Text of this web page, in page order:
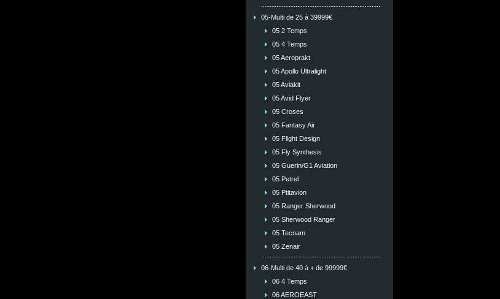
05-Multi de 25 à 39999€
05 2 Temps
05 4 Temps
05 Aeroprakt
05 Apollo Ultralight
05 Aviakit
05 Avid Flyer
05 Croses
05 Fantasy Air
05 Flight Design
05 Fly Synthesis
05 Guerin/G1 Aviation
05 Petrel
05 Ptitavion
05 Ranger Sherwood
05 Sherwood Ranger
05 Tecnam
05 Zenair
06-Multi de 40 à + de 99999€
06 4 Temps
06 AEROEAST